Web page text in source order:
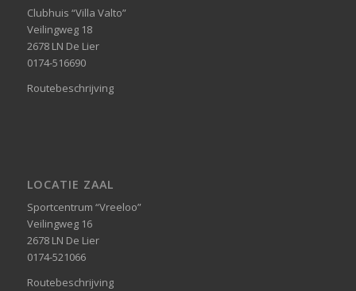
Clubhuis “Villa Valto”
Veilingweg 18
2678 LN De Lier
0174-516690
Routebeschrijving
LOCATIE ZAAL
Sportcentrum “Vreeloo”
Veilingweg 16
2678 LN De Lier
0174-521066
Routebeschrijving